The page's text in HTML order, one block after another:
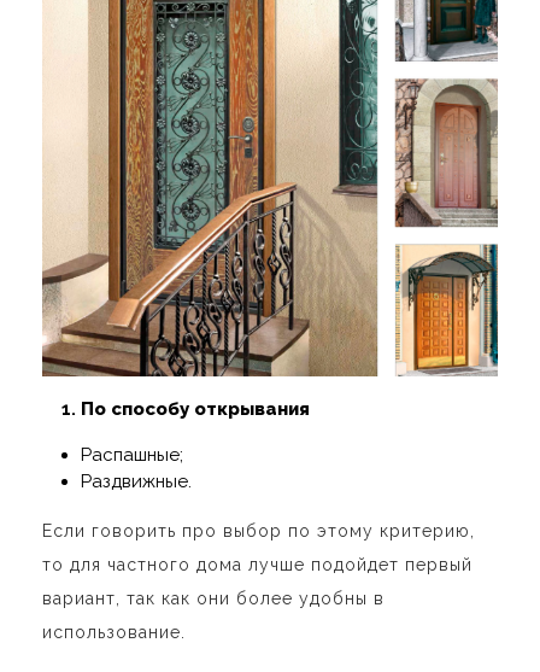
По способу открывания
Распашные;
Раздвижные.
Если говорить про выбор по этому критерию,
то для частного дома лучше подойдет первый
вариант, так как они более удобны в
использование.